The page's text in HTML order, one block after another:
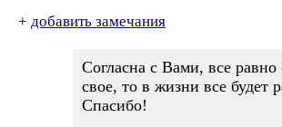
+ добавить замечания
Согласна с Вами, все
свое, то в жизни все будет
Спасибо!